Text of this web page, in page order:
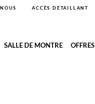
ACCÈS DÉTAILLANT
SALLE DE MONTRE OFFRES